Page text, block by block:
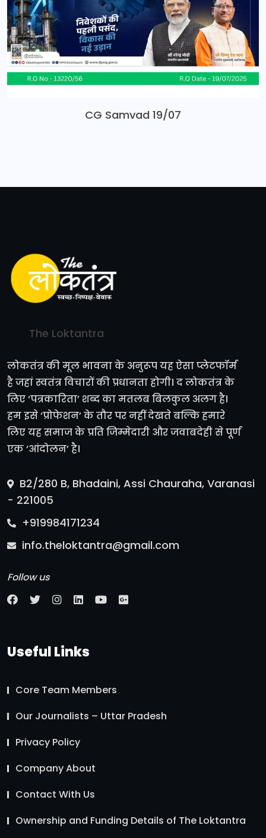
CG Samvad 19/07
The Loktantra
लोकतंत्र की मूल भावना के अनुरूप यह ऐसा प्लेटफॉर्म
है जहां स्वतंत्र विचारों की प्रधानता होगी। द लोकतंत्र के
लिए ‘पत्रकारिता’ शब्द का मतलब बिलकुल अलग है।
हम इसे ‘प्रोफेशन’ के तौर पर नहीं देखते बल्कि हमारे
लिए यह समाज के प्रति जिम्मेदारी और जवाबदेही से पूर्ण
एक ‘आंदोलन’ है।
B2/280 B, Bhadaini, Assi Chauraha, Varanasi
- 221005
+919984171234
info.theloktantra@gmail.com
Follow us
Useful Links
Core Team Members
Our Journalists – Uttar Pradesh
Privacy Policy
Company About
Contact With Us
Ownership and Funding Details of The Loktantra